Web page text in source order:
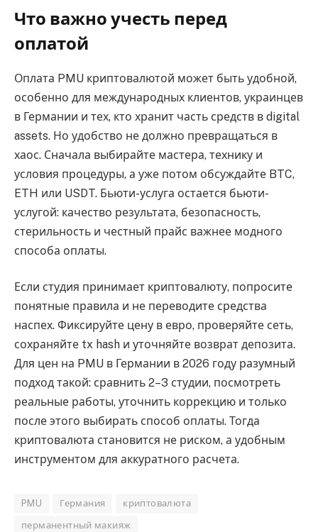
Что важно учесть перед
оплатой
Оплата PMU криптовалютой может быть удобной,
особенно для международных клиентов, украинцев
в Германии и тех, кто хранит часть средств в digital
assets. Но удобство не должно превращаться в
хаос. Сначала выбирайте мастера, технику и
условия процедуры, а уже потом обсуждайте BTC,
ETH или USDT. Бьюти-услуга остается бьюти-
услугой: качество результата, безопасность,
стерильность и честный прайс важнее модного
способа оплаты.
Если студия принимает криптовалюту, попросите
понятные правила и не переводите средства
наспех. Фиксируйте цену в евро, проверяйте сеть,
сохраняйте tx hash и уточняйте возврат депозита.
Для цен на PMU в Германии в 2026 году разумный
подход такой: сравнить 2–3 студии, посмотреть
реальные работы, уточнить коррекцию и только
после этого выбирать способ оплаты. Тогда
криптовалюта становится не риском, а удобным
инструментом для аккуратного расчета.
PMU Германия криптовалюта
перманентный макияж